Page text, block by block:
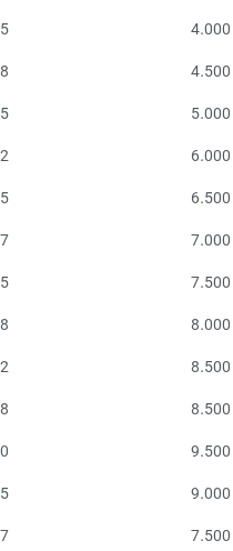
4.000
4.500
5.000
6.000
6.500
7.000
7.500
8.000
8.500
8.500
9.500
9.000
7.500